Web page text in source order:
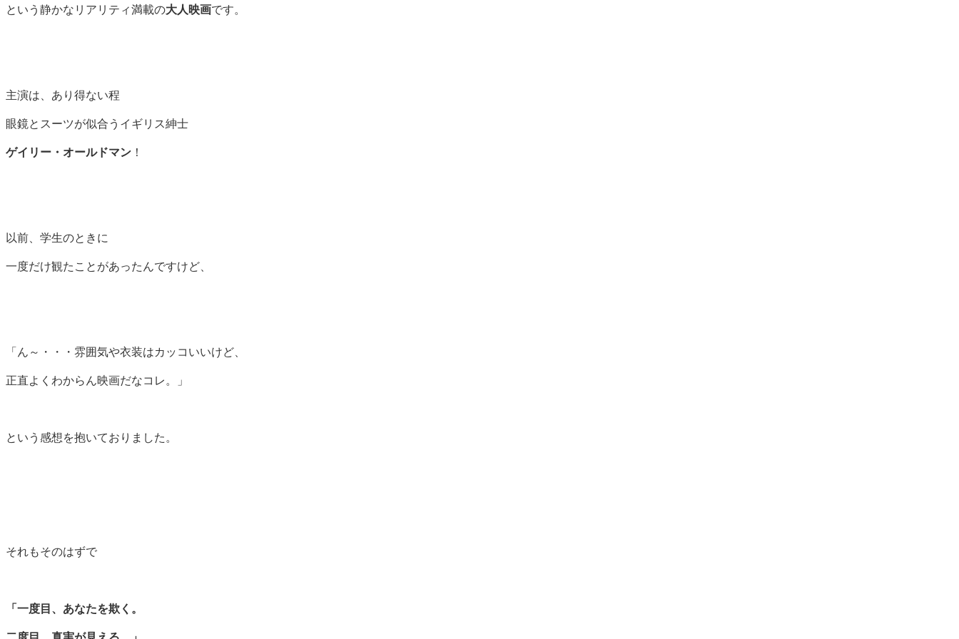
という静かなリアリティ満載の大人映画です。
主演は、あり得ない程
眼鏡とスーツが似合うイギリス紳士
ゲイリー・オールドマン ！
以前、学生のときに
一度だけ観たことがあったんですけど、
「ん～・・・雰囲気や衣装はカッコいいけど、
正直よくわからん映画だなコレ。」
という感想を抱いておりました。
それもそのはずで
「一度目、あなたを欺く。